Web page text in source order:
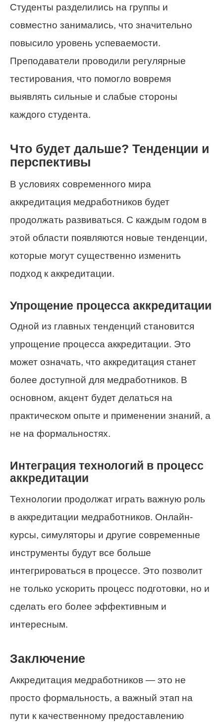
Студенты разделились на группы и
совместно занимались, что значительно
повысило уровень успеваемости.
Преподаватели проводили регулярные
тестирования, что помогло вовремя
выявлять сильные и слабые стороны
каждого студента.
Что будет дальше? Тенденции и
перспективы
В условиях современного мира
аккредитация медработников будет
продолжать развиваться. С каждым годом в
этой области появляются новые тенденции,
которые могут существенно изменить
подход к аккредитации.
Упрощение процесса аккредитации
Одной из главных тенденций становится
упрощение процесса аккредитации. Это
может означать, что аккредитация станет
более доступной для медработников. В
основном, акцент будет делаться на
практическом опыте и применении знаний, а
не на формальностях.
Интеграция технологий в процесс
аккредитации
Технологии продолжат играть важную роль
в аккредитации медработников. Онлайн-
курсы, симуляторы и другие современные
инструменты будут все больше
интегрироваться в процессе. Это позволит
не только ускорить процесс подготовки, но и
сделать его более эффективным и
интересным.
Заключение
Аккредитация медработников — это не
просто формальность, а важный этап на
пути к качественному предоставлению